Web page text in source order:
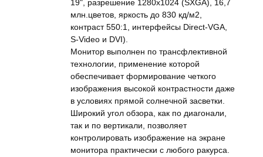
19", разрешение 1280x1024 (SXGA), 16,7
млн.цветов, яркость до 830 кд/м2,
контраст 550:1, интерфейсы Direct-VGA,
S-Video и DVI).
Монитор выполнен по трансфлективной
технологии, применение которой
обеспечивает формирование четкого
изображения высокой контрастности даже
в условиях прямой солнечной засветки.
Широкий угол обзора, как по диагонали,
так и по вертикали, позволяет
контролировать изображение на экране
монитора практически с любого ракурса.